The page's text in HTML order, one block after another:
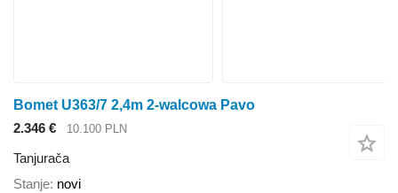
Bomet U363/7 2,4m 2-walcowa Pavo
2.346 €
10.100 PLN
Tanjurača
Stanje novi